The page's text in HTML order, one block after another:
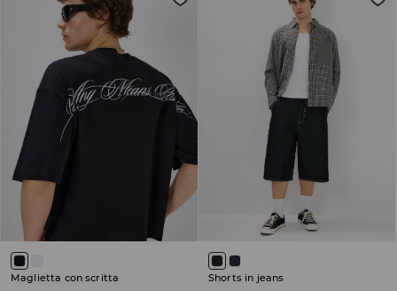
Maglietta con scritta Shorts in jeans